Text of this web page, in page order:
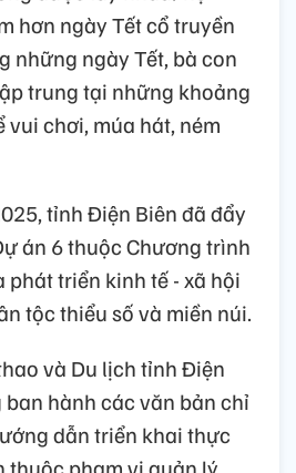
hơn ngày Tết cổ truyền
những ngày Tết, bà con
trung tại những khoảng
vui chơi, múa hát, ném
tỉnh Điện Biên đã đẩy
án 6 thuộc Chương trình
phát triển kinh tế - xã hội
tộc thiểu số và miền núi.
và Du lịch tỉnh Điện
hành các văn bản chỉ
dẫn triển khai thực